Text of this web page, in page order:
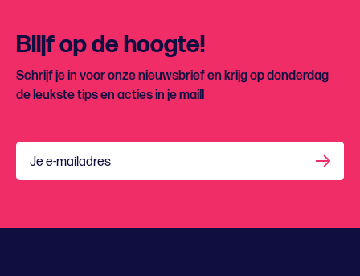
Blijf op de hoogte!
Schrijf je in voor onze nieuwsbrief en krijg op donderdag
de leukste tips en acties in je mail!
Je e-mailadres